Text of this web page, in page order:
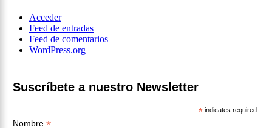
Acceder
Feed de entradas
Feed de comentarios
WordPress.org
Suscríbete a nuestro Newsletter
* indicates required
Nombre *